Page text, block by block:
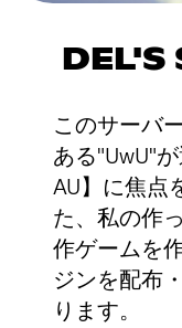
DEL'S
このサーバ
ある"UwU"
AU】に焦点
た、私の作
作ゲームを
ジンを配布
ります。